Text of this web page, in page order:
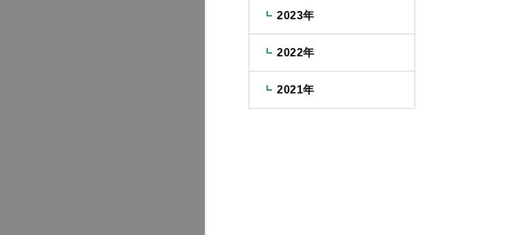
2023年
2022年
2021年